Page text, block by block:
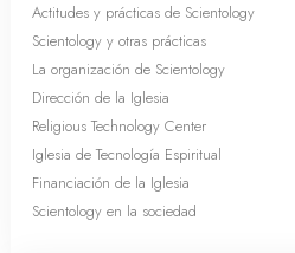
Actitudes y prácticas de Scientology
Scientology y otras prácticas
La organización de Scientology
Dirección de la Iglesia
Religious Technology Center
Iglesia de Tecnología Espiritual
Financiación de la Iglesia
Scientology en la sociedad